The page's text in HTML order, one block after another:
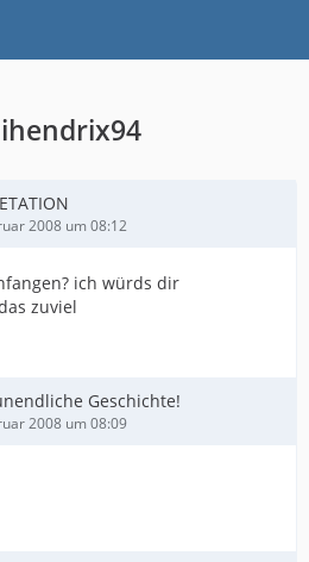
2008 um 08:12
ich würds dir
zuviel
Geschichte!
2008 um 08:09